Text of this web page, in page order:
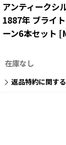
アンティークシ
1887年 ブライ
ーン6本セット [
在庫なし
返品特約に関す